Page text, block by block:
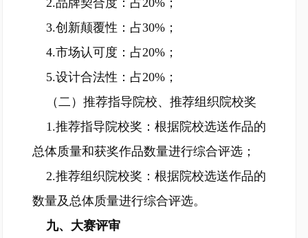
2.品牌契合度：占20%；
3.创新颠覆性：占30%；
4.市场认可度：占20%；
5.设计合法性：占20%；
（二）推荐指导院校、推荐组织院校奖
1.推荐指导院校奖：根据院校选送作品的
总体质量和获奖作品数量进行综合评选；
2.推荐组织院校奖：根据院校选送作品的
数量及总体质量进行综合评选。
九、大赛评审